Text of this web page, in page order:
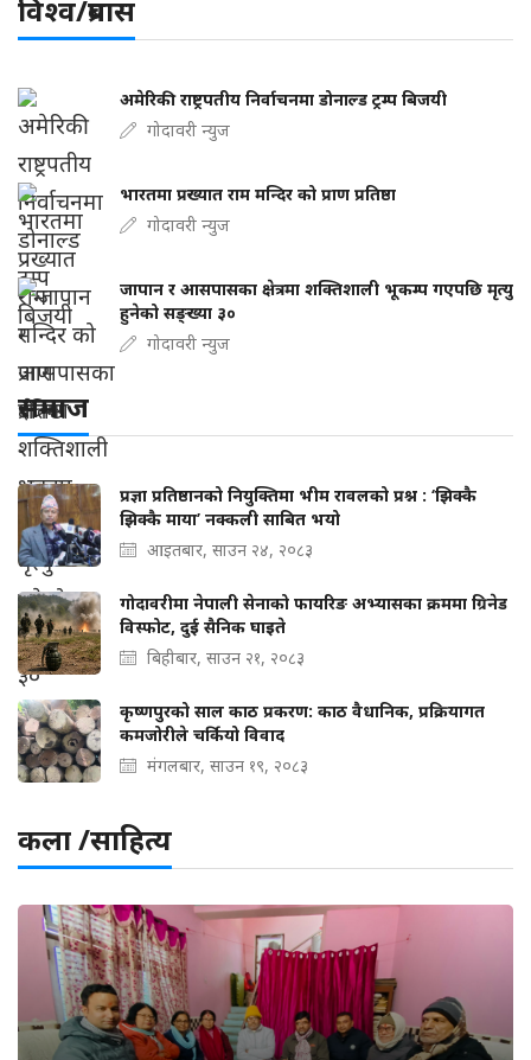
विश्व/प्रबास
अमेरिकी राष्ट्रपतीय निर्वाचनमा डोनाल्ड ट्रम्प बिजयी
गोदावरी न्युज
भारतमा प्रख्यात राम मन्दिर को प्राण प्रतिष्ठा
गोदावरी न्युज
जापान र आसपासका क्षेत्रमा शक्तिशाली भूकम्प गएपछि मृत्यु
हुनेको सङ्ख्या ३०
गोदावरी न्युज
समाज
प्रज्ञा प्रतिष्ठानको नियुक्तिमा भीम रावलको प्रश्न : ‘झिक्कै
झिक्कै माया’ नक्कली साबित भयो
आइतबार, साउन २४, २०८३
गोदावरीमा नेपाली सेनाको फायरिङ अभ्यासका क्रममा ग्रिनेड
विस्फोट, दुई सैनिक घाइते
बिहीबार, साउन २१, २०८३
कृष्णपुरको साल काठ प्रकरण: काठ वैधानिक, प्रक्रियागत
कमजोरीले चर्कियो विवाद
मंगलबार, साउन १९, २०८३
कला /साहित्य